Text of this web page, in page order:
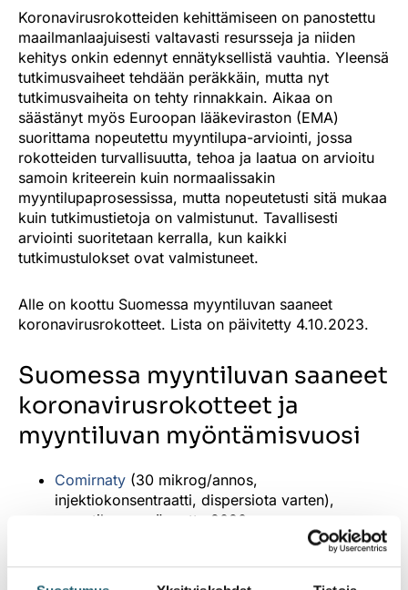
Koronavirusrokotteiden kehittämiseen on panostettu
maailmanlaajuisesti valtavasti resursseja ja niiden
kehitys onkin edennyt ennätyksellistä vauhtia. Yleensä
tutkimusvaiheet tehdään peräkkäin, mutta nyt
tutkimusvaiheita on tehty rinnakkain. Aikaa on
säästänyt myös Euroopan lääkeviraston (EMA)
suorittama nopeutettu myyntilupa-arviointi, jossa
rokotteiden turvallisuutta, tehoa ja laatua on arvioitu
samoin kriteerein kuin normaalissakin
myyntilupaprosessissa, mutta nopeutetusti sitä mukaa
kuin tutkimustietoja on valmistunut. Tavallisesti
arviointi suoritetaan kerralla, kun kaikki
tutkimustulokset ovat valmistuneet.
Alle on koottu Suomessa myyntiluvan saaneet
koronavirusrokotteet. Lista on päivitetty 4.10.2023.
Suomessa myyntiluvan saaneet
koronavirusrokotteet ja
myyntiluvan myöntämisvuosi
Comirnaty (30 mikrog/annos,
injektiokonsentraatti, dispersiota varten),
myyntilupa myönnetty 2020
, myyntilupa myönnetty 2021